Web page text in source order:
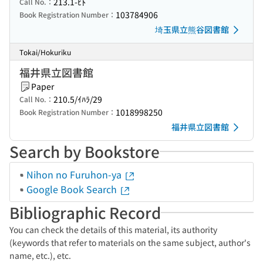
Book Registration Number： 103784906
埼玉県立熊谷図書館
Tokai/Hokuriku
福井県立図書館
Paper
Call No.： 210.5/ｲﾊﾗ/29
Book Registration Number： 1018998250
福井県立図書館
Search by Bookstore
Nihon no Furuhon-ya
Google Book Search
Bibliographic Record
You can check the details of this material, its authority
(keywords that refer to materials on the same subject, author's
name, etc.), etc.